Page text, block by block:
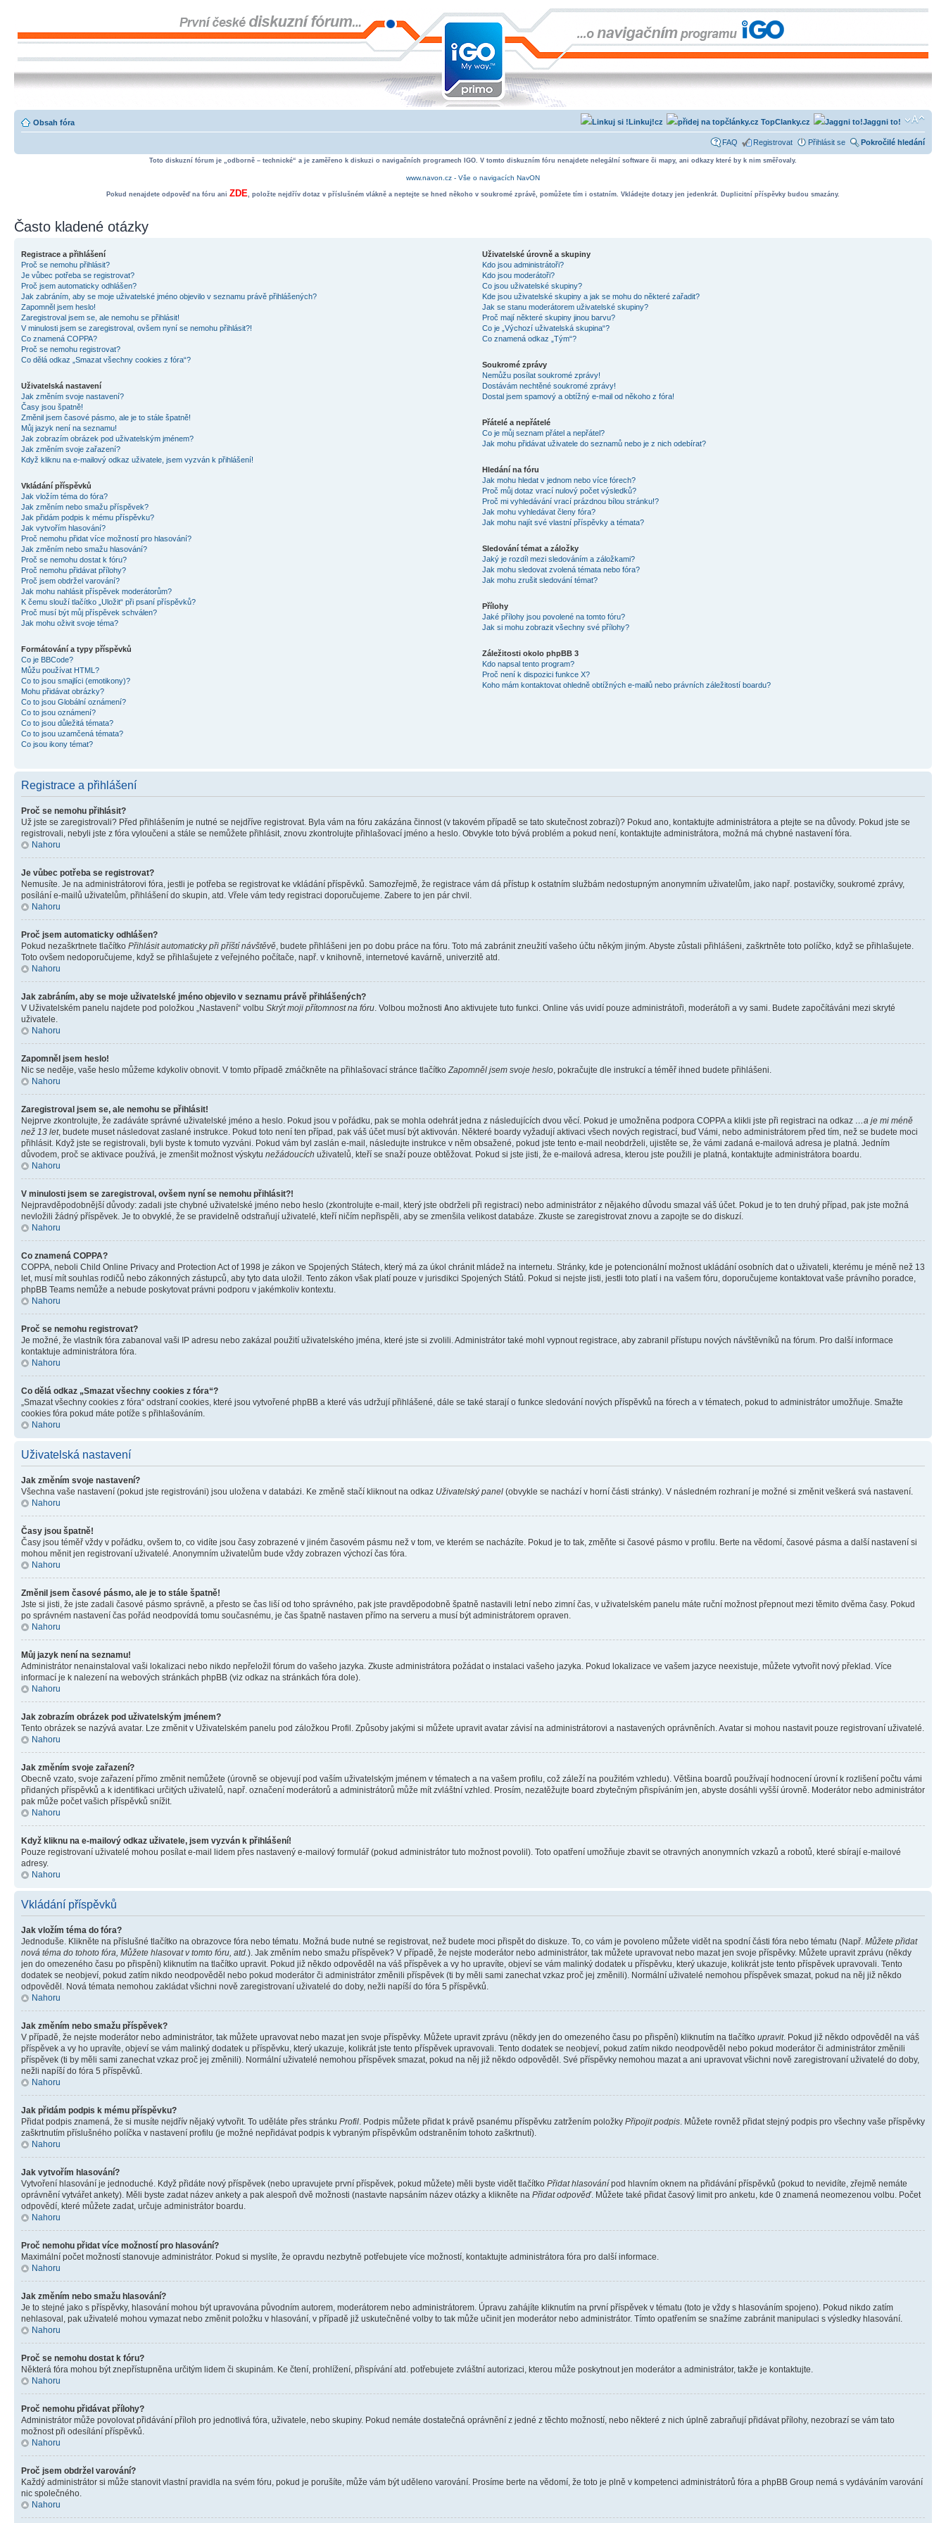
Obsah fóra Jaggni to!
TopClanky.cz
Linkuj!cz
FAQ Registrovat Přihlásit se Pokročilé hledání
Toto diskuzní fórum je „odborně – technické“ a je zaměřeno k diskuzi o navigačních programech IGO. V tomto diskuzním fóru nenajdete nelegální software či mapy, ani odkazy které by k nim směřovaly.
www.navon.cz - Vše o navigacích NavON
Pokud nenajdete odpověď na fóru ani ZDE, položte nejdřív dotaz v příslušném vlákně a neptejte se hned někoho v soukromé zprávě, pomůžete tím i ostatním. Vkládejte dotazy jen jedenkrát. Duplicitní příspěvky budou smazány.
Často kladené otázky
Registrace a přihlášení
Proč se nemohu přihlásit?
Je vůbec potřeba se registrovat?
Proč jsem automaticky odhlášen?
Jak zabráním, aby se moje uživatelské jméno objevilo v seznamu právě přihlášených?
Zapomněl jsem heslo!
Zaregistroval jsem se, ale nemohu se přihlásit!
V minulosti jsem se zaregistroval, ovšem nyní se nemohu přihlásit?!
Co znamená COPPA?
Proč se nemohu registrovat?
Co dělá odkaz „Smazat všechny cookies z fóra“?
Uživatelská nastavení
Jak změním svoje nastavení?
Časy jsou špatně!
Změnil jsem časové pásmo, ale je to stále špatně!
Můj jazyk není na seznamu!
Jak zobrazím obrázek pod uživatelským jménem?
Jak změním svoje zařazení?
Když kliknu na e-mailový odkaz uživatele, jsem vyzván k přihlášení!
Vkládání příspěvků
Jak vložím téma do fóra?
Jak změním nebo smažu příspěvek?
Jak přidám podpis k mému příspěvku?
Jak vytvořím hlasování?
Proč nemohu přidat více možností pro hlasování?
Jak změním nebo smažu hlasování?
Proč se nemohu dostat k fóru?
Proč nemohu přidávat přílohy?
Proč jsem obdržel varování?
Jak mohu nahlásit příspěvek moderátorům?
K čemu slouží tlačítko „Uložit“ při psaní příspěvků?
Proč musí být můj příspěvek schválen?
Jak mohu oživit svoje téma?
Formátování a typy příspěvků
Co je BBCode?
Můžu používat HTML?
Co to jsou smajlíci (emotikony)?
Mohu přidávat obrázky?
Co to jsou Globální oznámení?
Co to jsou oznámení?
Co to jsou důležitá témata?
Co to jsou uzamčená témata?
Co jsou ikony témat?
Uživatelské úrovně a skupiny
Kdo jsou administrátoři?
Kdo jsou moderátoři?
Co jsou uživatelské skupiny?
Kde jsou uživatelské skupiny a jak se mohu do některé zařadit?
Jak se stanu moderátorem uživatelské skupiny?
Proč mají některé skupiny jinou barvu?
Co je „Výchozí uživatelská skupina“?
Co znamená odkaz „Tým“?
Soukromé zprávy
Nemůžu posílat soukromé zprávy!
Dostávám nechtěné soukromé zprávy!
Dostal jsem spamový a obtížný e-mail od někoho z fóra!
Přátelé a nepřátelé
Co je můj seznam přátel a nepřátel?
Jak mohu přidávat uživatele do seznamů nebo je z nich odebírat?
Hledání na fóru
Jak mohu hledat v jednom nebo více fórech?
Proč můj dotaz vrací nulový počet výsledků?
Proč mi vyhledávání vrací prázdnou bílou stránku!?
Jak mohu vyhledávat členy fóra?
Jak mohu najít své vlastní příspěvky a témata?
Sledování témat a záložky
Jaký je rozdíl mezi sledováním a záložkami?
Jak mohu sledovat zvolená témata nebo fóra?
Jak mohu zrušit sledování témat?
Přílohy
Jaké přílohy jsou povolené na tomto fóru?
Jak si mohu zobrazit všechny své přílohy?
Záležitosti okolo phpBB 3
Kdo napsal tento program?
Proč není k dispozici funkce X?
Koho mám kontaktovat ohledně obtížných e-mailů nebo právních záležitostí boardu?
Registrace a přihlášení
Proč se nemohu přihlásit?
Už jste se zaregistrovali? Před přihlášením je nutné se nejdříve registrovat. Byla vám na fóru zakázána činnost (v takovém případě se tato skutečnost zobrazí)? Pokud ano, kontaktujte administrátora a ptejte se na důvody. Pokud jste se
registrovali, nebyli jste z fóra vyloučeni a stále se nemůžete přihlásit, znovu zkontrolujte přihlašovací jméno a heslo. Obvykle toto bývá problém a pokud není, kontaktujte administrátora, možná má chybné nastavení fóra.
Nahoru
Je vůbec potřeba se registrovat?
Nemusíte. Je na administrátorovi fóra, jestli je potřeba se registrovat ke vkládání příspěvků. Samozřejmě, že registrace vám dá přístup k ostatním službám nedostupným anonymním uživatelům, jako např. postavičky, soukromé zprávy,
posílání e-mailů uživatelům, přihlášení do skupin, atd. Vřele vám tedy registraci doporučujeme. Zabere to jen pár chvil.
Nahoru
Proč jsem automaticky odhlášen?
Pokud nezaškrtnete tlačítko Přihlásit automaticky při příští návštěvě, budete přihlášeni jen po dobu práce na fóru. Toto má zabránit zneužití vašeho účtu někým jiným. Abyste zůstali přihlášeni, zaškrtněte toto políčko, když se přihlašujete.
Toto ovšem nedoporučujeme, když se přihlašujete z veřejného počítače, např. v knihovně, internetové kavárně, univerzitě atd.
Nahoru
Jak zabráním, aby se moje uživatelské jméno objevilo v seznamu právě přihlášených?
V Uživatelském panelu najdete pod položkou „Nastavení“ volbu Skrýt moji přítomnost na fóru. Volbou možnosti Ano aktivujete tuto funkci. Online vás uvidí pouze administrátoři, moderátoři a vy sami. Budete započítáváni mezi skryté
uživatele.
Nahoru
Zapomněl jsem heslo!
Nic se neděje, vaše heslo můžeme kdykoliv obnovit. V tomto případě zmáčkněte na přihlašovací stránce tlačítkoZapomněl jsem svoje heslo, pokračujte dle instrukcí a téměř ihned budete přihlášeni.
Nahoru
Zaregistroval jsem se, ale nemohu se přihlásit!
Nejprve zkontrolujte, že zadáváte správné uživatelské jméno a heslo. Pokud jsou v pořádku, pak se mohla odehrát jedna z následujících dvou věcí. Pokud je umožněna podpora COPPA a klikli jste při registraci na odkaz …a je mi méně
než 13 let, budete muset následovat zaslané instrukce. Pokud toto není ten případ, pak váš účet musí být aktivován. Některé boardy vyžadují aktivaci všech nových registrací, buď Vámi, nebo administrátorem před tím, než se budete moci
přihlásit. Když jste se registrovali, byli byste k tomuto vyzváni. Pokud vám byl zaslán e-mail, následujte instrukce v něm obsažené, pokud jste tento e-mail neobdrželi, ujistěte se, že vámi zadaná e-mailová adresa je platná. Jedním
důvodem, proč se aktivace používá, je zmenšit možnost výskytu nežádoucích uživatelů, kteří se snaží pouze obtěžovat. Pokud si jste jisti, že e-mailová adresa, kterou jste použili je platná, kontaktujte administrátora boardu.
Nahoru
V minulosti jsem se zaregistroval, ovšem nyní se nemohu přihlásit?!
Nejpravděpodobnější důvody: zadali jste chybné uživatelské jméno nebo heslo (zkontrolujte e-mail, který jste obdrželi při registraci) nebo administrátor z nějakého důvodu smazal váš účet. Pokud je to ten druhý případ, pak jste možná
nevložili žádný příspěvek. Je to obvyklé, že se pravidelně odstraňují uživatelé, kteří ničím nepřispěli, aby se zmenšila velikost databáze. Zkuste se zaregistrovat znovu a zapojte se do diskuzí.
Nahoru
Co znamená COPPA?
COPPA, neboli Child Online Privacy and Protection Act of 1998 je zákon ve Spojených Státech, který má za úkol chránit mládež na internetu. Stránky, kde je potencionální možnost ukládání osobních dat o uživateli, kterému je méně než 13
let, musí mít souhlas rodičů nebo zákonných zástupců, aby tyto data uložil. Tento zákon však platí pouze v jurisdikci Spojených Států. Pokud si nejste jisti, jestli toto platí i na vašem fóru, doporučujeme kontaktovat vaše právního poradce,
phpBB Teams nemůže a nebude poskytovat právni podporu v jakémkoliv kontextu.
Nahoru
Proč se nemohu registrovat?
Je možné, že vlastník fóra zabanoval vaši IP adresu nebo zakázal použití uživatelského jména, které jste si zvolili. Administrátor také mohl vypnout registrace, aby zabranil přístupu nových návštěvníků na fórum. Pro další informace
kontaktuje administrátora fóra.
Nahoru
Co dělá odkaz „Smazat všechny cookies z fóra“?
„Smazat všechny cookies z fóra“ odstraní cookies, které jsou vytvořené phpBB a které vás udržují přihlášené, dále se také starají o funkce sledování nových příspěvků na fórech a v tématech, pokud to administrátor umožňuje. Smažte
cookies fóra pokud máte potíže s přihlašováním.
Nahoru
Uživatelská nastavení
Jak změním svoje nastavení?
Všechna vaše nastavení (pokud jste registrováni) jsou uložena v databázi. Ke změně stačí kliknout na odkaz Uživatelský panel (obvykle se nachází v horní části stránky). V následném rozhraní je možné si změnit veškerá svá nastavení.
Nahoru
Časy jsou špatně!
Časy jsou téměř vždy v pořádku, ovšem to, co vidíte jsou časy zobrazené v jiném časovém pásmu než v tom, ve kterém se nacházíte. Pokud je to tak, změňte si časové pásmo v profilu. Berte na vědomí, časové pásma a další nastavení si
mohou měnit jen registrovaní uživatelé. Anonymním uživatelům bude vždy zobrazen výchozí čas fóra.
Nahoru
Změnil jsem časové pásmo, ale je to stále špatně!
Jste si jisti, že jste zadali časové pásmo správně, a přesto se čas liší od toho správného, pak jste pravděpodobně špatně nastavili letní nebo zimní čas, v uživatelském panelu máte ruční možnost přepnout mezi těmito dvěma časy. Pokud
po správném nastavení čas pořád neodpovídá tomu současnému, je čas špatně nastaven přímo na serveru a musí být administrátorem opraven.
Nahoru
Můj jazyk není na seznamu!
Administrátor nenainstaloval vaši lokalizaci nebo nikdo nepřeložil fórum do vašeho jazyka. Zkuste administrátora požádat o instalaci vašeho jazyka. Pokud lokalizace ve vašem jazyce neexistuje, můžete vytvořit nový překlad. Více
informací je k nalezení na webových stránkách phpBB (viz odkaz na stránkách fóra dole).
Nahoru
Jak zobrazím obrázek pod uživatelským jménem?
Tento obrázek se nazývá avatar. Lze změnit v Uživatelském panelu pod záložkou Profil. Způsoby jakými si můžete upravit avatar závisí na administrátorovi a nastavených oprávněních. Avatar si mohou nastavit pouze registrovaní uživatelé.
Nahoru
Jak změním svoje zařazení?
Obecně vzato, svoje zařazení přímo změnit nemůžete (úrovně se objevují pod vaším uživatelským jménem v tématech a na vašem profilu, což záleží na použitém vzhledu). Většina boardů používají hodnocení úrovní k rozlišení počtu vámi
přidaných příspěvků a k identifikaci určitých uživatelů, např. označení moderátorů a administrátorů může mít zvláštní vzhled. Prosím, nezatěžujte board zbytečným přispíváním jen, abyste dosáhli vyšší úrovně. Moderátor nebo administrátor
pak může počet vašich příspěvků snížit.
Nahoru
Když kliknu na e-mailový odkaz uživatele, jsem vyzván k přihlášení!
Pouze registrovaní uživatelé mohou posílat e-mail lidem přes nastavený e-mailový formulář (pokud administrátor tuto možnost povolil). Toto opatření umožňuje zbavit se otravných anonymních vzkazů a robotů, které sbírají e-mailové
adresy.
Nahoru
Vkládání příspěvků
Jak vložím téma do fóra?
Jednoduše. Klikněte na příslušné tlačítko na obrazovce fóra nebo tématu. Možná bude nutné se registrovat, než budete moci přispět do diskuze. To, co vám je povoleno můžete vidět na spodní části fóra nebo tématu (Např. Můžete přidat
nová téma do tohoto fóra, Můžete hlasovat v tomto fóru, atd.). Jak změním nebo smažu příspěvek? V případě, že nejste moderátor nebo administrátor, tak můžete upravovat nebo mazat jen svoje příspěvky. Můžete upravit zprávu (někdy
jen do omezeného času po přispění) kliknutím na tlačítko upravit. Pokud již někdo odpověděl na váš příspěvek a vy ho upravíte, objeví se vám malinký dodatek u příspěvku, který ukazuje, kolikrát jste tento příspěvek upravovali. Tento
dodatek se neobjeví, pokud zatím nikdo neodpověděl nebo pokud moderátor či administrátor změnili příspěvek (ti by měli sami zanechat vzkaz proč jej změnili). Normální uživatelé nemohou příspěvek smazat, pokud na něj již někdo
odpověděl. Nová témata nemohou zakládat všichni nově zaregistrovaní uživatelé do doby, nežli napíší do fóra 5 příspěvků.
Nahoru
Jak změním nebo smažu příspěvek?
V případě, že nejste moderátor nebo administrátor, tak můžete upravovat nebo mazat jen svoje příspěvky. Můžete upravit zprávu (někdy jen do omezeného času po přispění) kliknutím na tlačítko upravit. Pokud již někdo odpověděl na váš
příspěvek a vy ho upravíte, objeví se vám malinký dodatek u příspěvku, který ukazuje, kolikrát jste tento příspěvek upravovali. Tento dodatek se neobjeví, pokud zatím nikdo neodpověděl nebo pokud moderátor či administrátor změnili
příspěvek (ti by měli sami zanechat vzkaz proč jej změnili). Normální uživatelé nemohou příspěvek smazat, pokud na něj již někdo odpověděl. Své příspěvky nemohou mazat a ani upravovat všichni nově zaregistrovaní uživatelé do doby,
nežli napíší do fóra 5 příspěvků.
Nahoru
Jak přidám podpis k mému příspěvku?
Přidat podpis znamená, že si musíte nejdřív nějaký vytvořit. To uděláte přes stránku Profil. Podpis můžete přidat k právě psanému příspěvku zatržením položky Připojit podpis. Můžete rovněž přidat stejný podpis pro všechny vaše příspěvky
zaškrtnutím příslušného políčka v nastavení profilu (je možné nepřidávat podpis k vybraným příspěvkům odstraněním tohoto zaškrtnutí).
Nahoru
Jak vytvořím hlasování?
Vytvoření hlasování je jednoduché. Když přidáte nový příspěvek (nebo upravujete první příspěvek, pokud můžete) měli byste vidět tlačítko Přidat hlasování pod hlavním oknem na přidávání příspěvků (pokud to nevidíte, zřejmě nemáte
oprávnění vytvářet ankety). Měli byste zadat název ankety a pak alespoň dvě možnosti (nastavte napsáním název otázky a klikněte na Přidat odpověď. Můžete také přidat časový limit pro anketu, kde 0 znamená neomezenou volbu. Počet
odpovědí, které můžete zadat, určuje administrátor boardu.
Nahoru
Proč nemohu přidat více možností pro hlasování?
Maximální počet možností stanovuje administrátor. Pokud si myslíte, že opravdu nezbytně potřebujete více možností, kontaktujte administrátora fóra pro další informace.
Nahoru
Jak změním nebo smažu hlasování?
Je to stejné jako s příspěvky, hlasování mohou být upravována původním autorem, moderátorem nebo administrátorem. Úpravu zahájíte kliknutím na první příspěvek v tématu (toto je vždy s hlasováním spojeno). Pokud nikdo zatím
nehlasoval, pak uživatelé mohou vymazat nebo změnit položku v hlasování, v případě již uskutečněné volby to tak může učinit jen moderátor nebo administrátor. Tímto opatřením se snažíme zabránit manipulaci s výsledky hlasování.
Nahoru
Proč se nemohu dostat k fóru?
Některá fóra mohou být znepřístupněna určitým lidem či skupinám. Ke čtení, prohlížení, přispívání atd. potřebujete zvláštní autorizaci, kterou může poskytnout jen moderátor a administrátor, takže je kontaktujte.
Nahoru
Proč nemohu přidávat přílohy?
Administrátor může povolovat přidávání příloh pro jednotlivá fóra, uživatele, nebo skupiny. Pokud nemáte dostatečná oprávnění z jedné z těchto možností, nebo některé z nich úplně zabraňují přidávat přílohy, nezobrazí se vám tato
možnost při odesílání příspěvků.
Nahoru
Proč jsem obdržel varování?
Každý administrátor si může stanovit vlastní pravidla na svém fóru, pokud je porušíte, může vám být uděleno varování. Prosíme berte na vědomí, že toto je plně v kompetenci administrátorů fóra a phpBB Group nemá s vydáváním varování
nic společného.
Nahoru